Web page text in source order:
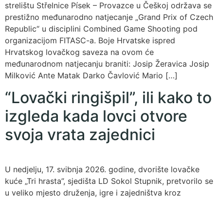
strelištu Střelnice Písek – Provazce u Češkoj održava se
prestižno međunarodno natjecanje „Grand Prix of Czech
Republic“ u disciplini Combined Game Shooting pod
organizacijom FITASC-a. Boje Hrvatske ispred
Hrvatskog lovačkog saveza na ovom će
međunarodnom natjecanju braniti: Josip Žeravica Josip
Milković Ante Matak Darko Čavlović Mario […]
“Lovački ringišpil”, ili kako to
izgleda kada lovci otvore
svoja vrata zajednici
U nedjelju, 17. svibnja 2026. godine, dvorište lovačke
kuće „Tri hrasta”, sjedišta LD Sokol Stupnik, pretvorilo se
u veliko mjesto druženja, igre i zajedništva kroz